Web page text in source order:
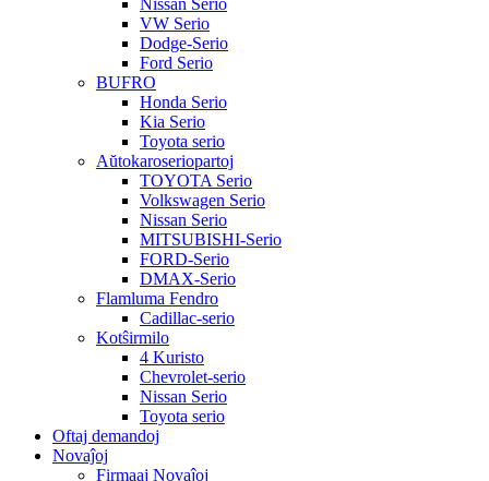
Nissan Serio
VW Serio
Dodge-Serio
Ford Serio
BUFRO
Honda Serio
Kia Serio
Toyota serio
Aŭtokaroseriopartoj
TOYOTA Serio
Volkswagen Serio
Nissan Serio
MITSUBISHI-Serio
FORD-Serio
DMAX-Serio
Flamluma Fendro
Cadillac-serio
Kotŝirmilo
4 Kuristo
Chevrolet-serio
Nissan Serio
Toyota serio
Oftaj demandoj
Novaĵoj
Firmaaj Novaĵoj